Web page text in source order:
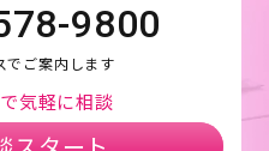
9800
でご案内します
気軽に相談